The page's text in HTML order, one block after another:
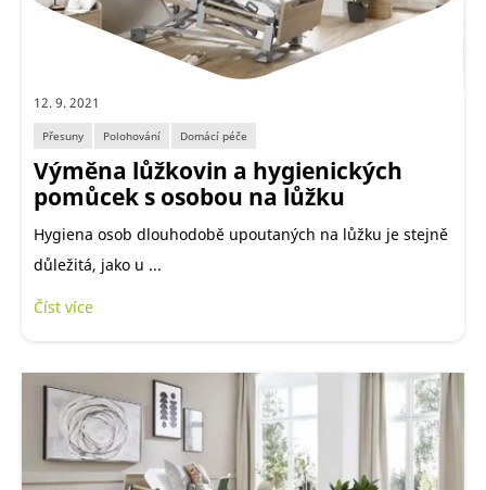
12. 9. 2021
Přesuny Polohování Domácí péče
Výměna lůžkovin a hygienických
pomůcek s osobou na lůžku
Hygiena osob dlouhodobě upoutaných na lůžku je stejně
důležitá, jako u ...
Číst více